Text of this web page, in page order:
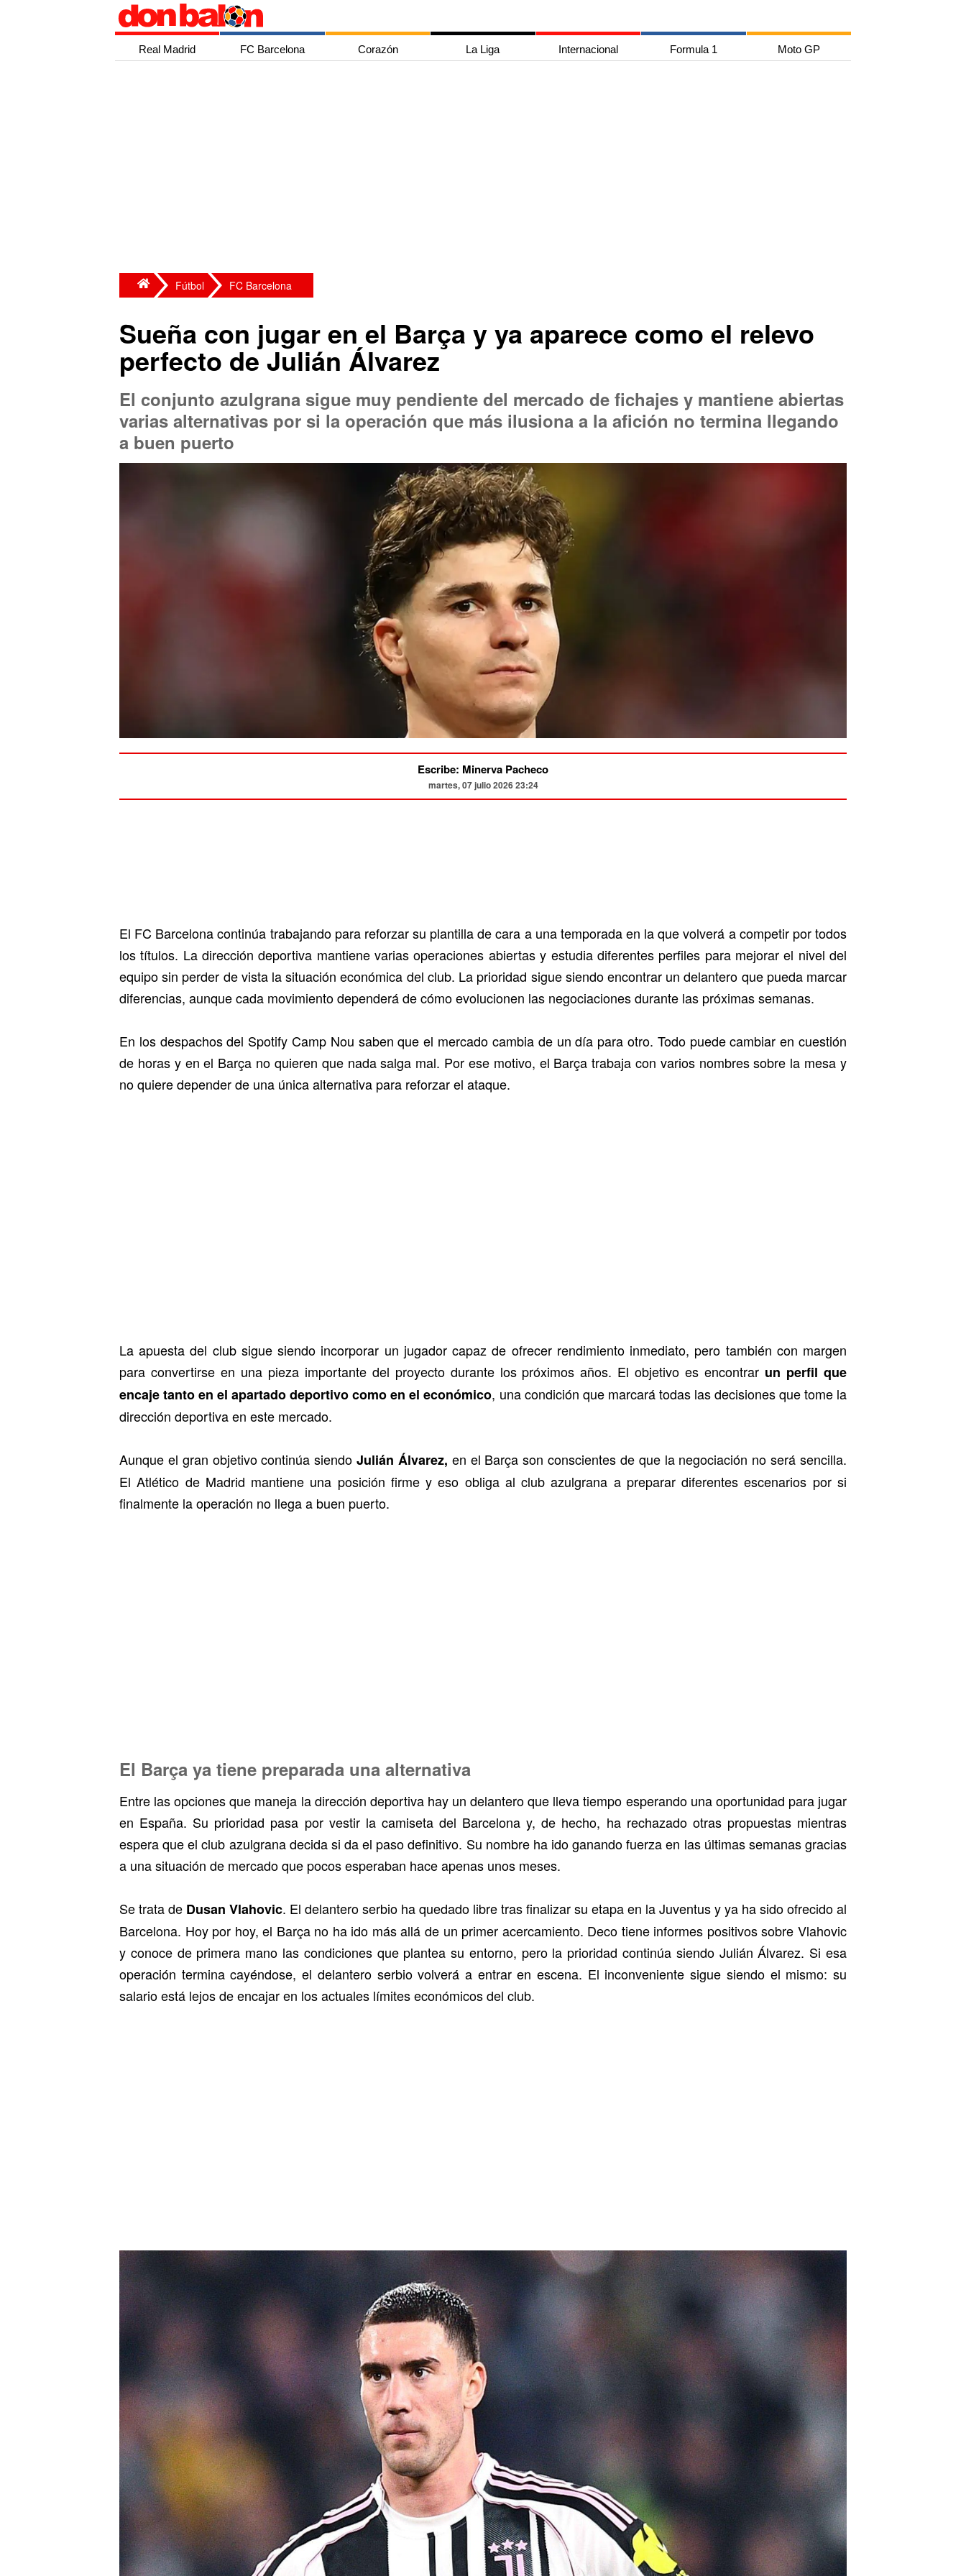
Real Madrid FC Barcelona Corazón La Liga Internacional Formula 1 Moto GP
Fútbol FC Barcelona
Sueña con jugar en el Barça y ya aparece como el relevo
perfecto de Julián Álvarez
El conjunto azulgrana sigue muy pendiente del mercado de fichajes y mantiene abiertas
varias alternativas por si la operación que más ilusiona a la afición no termina llegando
a buen puerto
Escribe: Minerva Pacheco
martes, 07 julio 2026 23:24
El FC Barcelona continúa trabajando para reforzar su plantilla de cara a una temporada en la que volverá a competir por todos
los títulos. La dirección deportiva mantiene varias operaciones abiertas y estudia diferentes perfiles para mejorar el nivel del
equipo sin perder de vista la situación económica del club. La prioridad sigue siendo encontrar un delantero que pueda marcar
diferencias, aunque cada movimiento dependerá de cómo evolucionen las negociaciones durante las próximas semanas.
En los despachos del Spotify Camp Nou saben que el mercado cambia de un día para otro. Todo puede cambiar en cuestión
de horas y en el Barça no quieren que nada salga mal. Por ese motivo, el Barça trabaja con varios nombres sobre la mesa y
no quiere depender de una única alternativa para reforzar el ataque.
La apuesta del club sigue siendo incorporar un jugador capaz de ofrecer rendimiento inmediato, pero también con margen
para convertirse en una pieza importante del proyecto durante los próximos años. El objetivo es encontrar un perfil que
encaje tanto en el apartado deportivo como en el económico, una condición que marcará todas las decisiones que tome la
dirección deportiva en este mercado.
Aunque el gran objetivo continúa siendoJulián Álvarez, en el Barça son conscientes de que la negociación no será sencilla.
El Atlético de Madrid mantiene una posición firme y eso obliga al club azulgrana a preparar diferentes escenarios por si
finalmente la operación no llega a buen puerto.
El Barça ya tiene preparada una alternativa
Entre las opciones que maneja la dirección deportiva hay un delantero que lleva tiempo esperando una oportunidad para jugar
en España. Su prioridad pasa por vestir la camiseta del Barcelona y, de hecho, ha rechazado otras propuestas mientras
espera que el club azulgrana decida si da el paso definitivo. Su nombre ha ido ganando fuerza en las últimas semanas gracias
a una situación de mercado que pocos esperaban hace apenas unos meses.
Se trata de Dusan Vlahovic. El delantero serbio ha quedado libre tras finalizar su etapa en la Juventus y ya ha sido ofrecido al
Barcelona. Hoy por hoy, el Barça no ha ido más allá de un primer acercamiento. Deco tiene informes positivos sobre Vlahovic
y conoce de primera mano las condiciones que plantea su entorno, pero la prioridad continúa siendo Julián Álvarez. Si esa
operación termina cayéndose, el delantero serbio volverá a entrar en escena. El inconveniente sigue siendo el mismo: su
salario está lejos de encajar en los actuales límites económicos del club.